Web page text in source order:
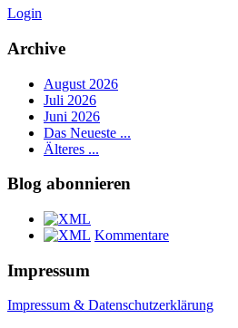
Login
Archive
August 2026
Juli 2026
Juni 2026
Das Neueste ...
Älteres ...
Blog abonnieren
Kommentare
Impressum
Impressum & Datenschutzerklärung